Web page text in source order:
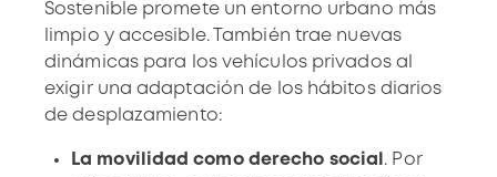
Sostenible promete un entorno urbano más
limpio y accesible. También trae nuevas
dinámicas para los vehículos privados al
exigir una adaptación de los hábitos diarios
de desplazamiento:
La movilidad como derecho social . Por